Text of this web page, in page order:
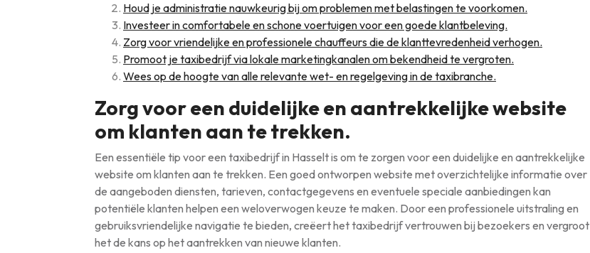
Houd je administratie nauwkeurig bij om problemen met belastingen te voorkomen.
Investeer in comfortabele en schone voertuigen voor een goede klantbeleving.
Zorg voor vriendelijke en professionele chauffeurs die de klanttevredenheid verhogen.
Promoot je taxibedrijf via lokale marketingkanalen om bekendheid te vergroten.
Wees op de hoogte van alle relevante wet- en regelgeving in de taxibranche.
Zorg voor een duidelijke en aantrekkelijke website
om klanten aan te trekken.
Een essentiële tip voor een taxibedrijf in Hasselt is om te zorgen voor een duidelijke en aantrekkelijke
website om klanten aan te trekken. Een goed ontworpen website met overzichtelijke informatie over
de aangeboden diensten, tarieven, contactgegevens en eventuele speciale aanbiedingen kan
potentiële klanten helpen een weloverwogen keuze te maken. Door een professionele uitstraling en
gebruiksvriendelijke navigatie te bieden, creëert het taxibedrijf vertrouwen bij bezoekers en vergroot
het de kans op het aantrekken van nieuwe klanten.